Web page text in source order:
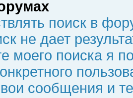
поиск в
не дает
моего поиска я
сообщения и